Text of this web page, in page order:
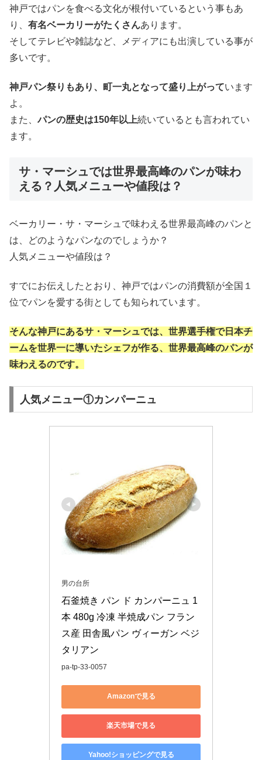
神戸ではパンを食べる文化が根付いているという事もあ
り、 有名ベーカリーがたくさんあります。
そしてテレビや雑誌など、メディアにも出演している事が
多いです。
神戸パン祭りもあり、町一丸となって盛り上がっています
よ。
また、パンの歴史は150年以上続いているとも言われてい
ます。
サ・マーシュでは世界最高峰のパンが味わ
える？人気メニューや値段は？
ベーカリー・サ・マーシュで味わえる世界最高峰のパンと
は、どのようなパンなのでしょうか？
人気メニューや値段は？
すでにお伝えしたとおり、神戸ではパンの消費額が全国１
位でパンを愛する街としても知られています。
そんな神戸にあるサ・マーシュでは、世界選手権で日本チ
ームを世界一に導いたシェフが作る、世界最高峰のパンが
味わえるのです。
人気メニュー①カンパーニュ
男の台所
石釜焼き パン ド カンパーニュ 1
本 480g 冷凍 半焼成パン フラン
ス産 田舎風パン ヴィーガン ベジ
タリアン
pa-tp-33-0057
Amazonで見る
楽天市場で見る
Yahoo!ショッピングで見る